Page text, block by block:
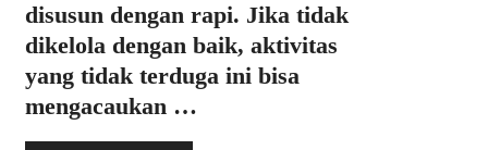
disusun dengan rapi. Jika tidak
dikelola dengan baik, aktivitas
yang tidak terduga ini bisa
mengacaukan …